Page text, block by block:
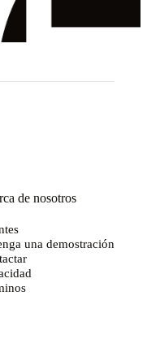
de nosotros
una demostración